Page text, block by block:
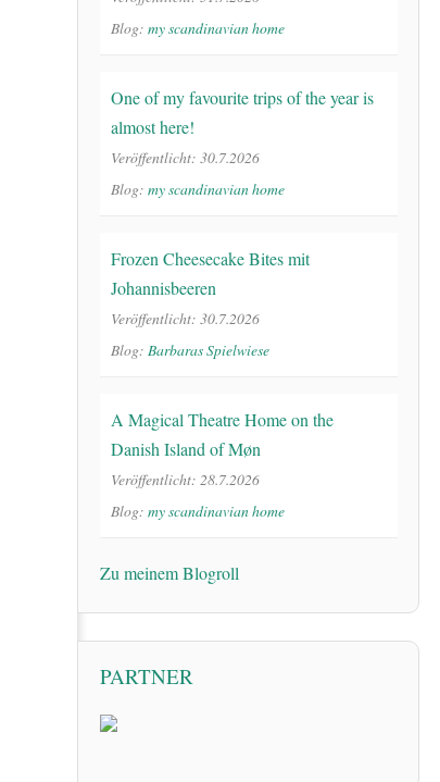
Blog: my scandinavian home
One of my favourite trips of the year is
almost here!
Veröffentlicht: 30.7.2026
Blog: my scandinavian home
Frozen Cheesecake Bites mit
Johannisbeeren
Veröffentlicht: 30.7.2026
Blog: Barbaras Spielwiese
A Magical Theatre Home on the
Danish Island of Møn
Veröffentlicht: 28.7.2026
Blog: my scandinavian home
Zu meinem Blogroll
PARTNER